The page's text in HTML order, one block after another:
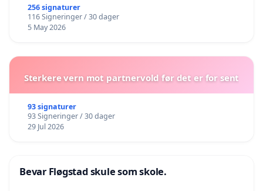
256 signaturer
116 Signeringer / 30 dager
5 May 2026
Sterkere vern mot partnervold før det er for sent
93 signaturer
93 Signeringer / 30 dager
29 Jul 2026
Bevar Fløgstad skule som skole.